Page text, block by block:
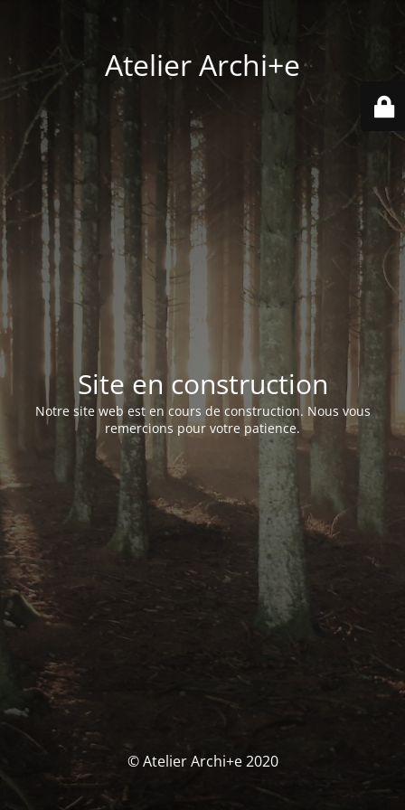
Atelier Archi+e
Site en construction
Notre site web est en cours de construction. Nous vous
remercions pour votre patience.
© Atelier Archi+e 2020